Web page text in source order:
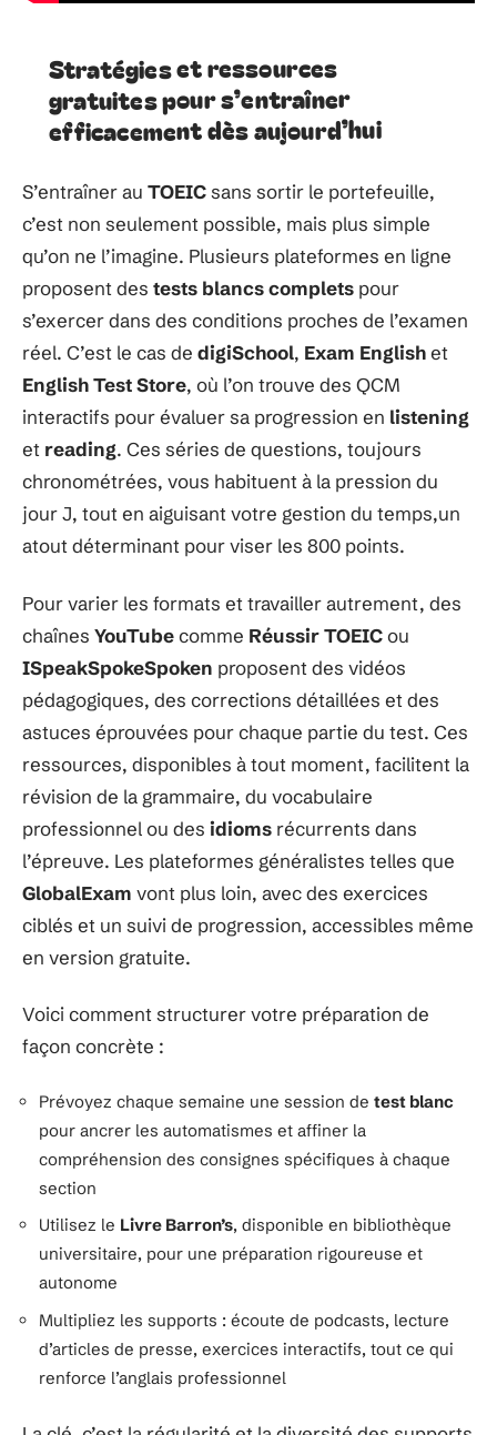
Stratégies et ressources
gratuites pour s’entraîner
efficacement dès aujourd’hui
S’entraîner au TOEICsans sortir le portefeuille,
c’est non seulement possible, mais plus simple
qu’on ne l’imagine. Plusieurs plateformes en ligne
proposent des tests blancs complets pour
s’exercer dans des conditions proches de l’examen
réel. C’est le cas de digiSchool, Exam Englishet
English Test Store, où l’on trouve des QCM
interactifs pour évaluer sa progression en listening
et reading. Ces séries de questions, toujours
chronométrées, vous habituent à la pression du
jour J, tout en aiguisant votre gestion du temps,un
atout déterminant pour viser les 800 points.
Pour varier les formats et travailler autrement, des
chaînes YouTubecomme Réussir TOEICou
ISpeakSpokeSpoken proposent des vidéos
pédagogiques, des corrections détaillées et des
astuces éprouvées pour chaque partie du test. Ces
ressources, disponibles à tout moment, facilitent la
révision de la grammaire, du vocabulaire
professionnel ou des idioms récurrents dans
l’épreuve. Les plateformes généralistes telles que
GlobalExam vont plus loin, avec des exercices
ciblés et un suivi de progression, accessibles même
en version gratuite.
Voici comment structurer votre préparation de
façon concrète :
Prévoyez chaque semaine une session de test blanc
pour ancrer les automatismes et affiner la
compréhension des consignes spécifiques à chaque
section
Utilisez le Livre Barron’s, disponible en bibliothèque
universitaire, pour une préparation rigoureuse et
autonome
Multipliez les supports : écoute de podcasts, lecture
d’articles de presse, exercices interactifs, tout ce qui
renforce l’anglais professionnel